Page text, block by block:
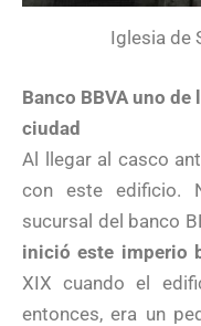
Iglesia de
Banco BBVA uno
ciudad
Al llegar al casco
con este edificio.
sucursal del banco
inició este imperio
XIX cuando el
entonces, era un